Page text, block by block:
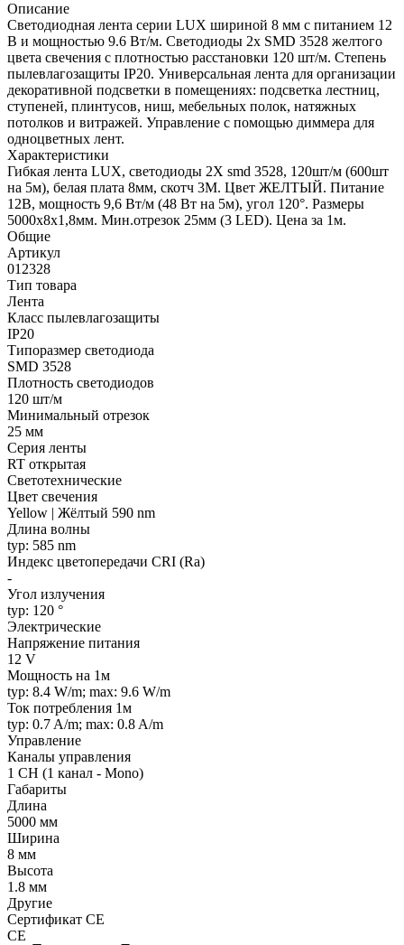
Описание
Светодиодная лента серии LUX шириной 8 мм с питанием 12
В и мощностью 9.6 Вт/м. Светодиоды 2x SMD 3528 желтого
цвета свечения с плотностью расстановки 120 шт/м. Степень
пылевлагозащиты IP20. Универсальная лента для организации
декоративной подсветки в помещениях: подсветка лестниц,
ступеней, плинтусов, ниш, мебельных полок, натяжных
потолков и витражей. Управление с помощью диммера для
одноцветных лент.
Характеристики
Гибкая лента LUX, светодиоды 2Х smd 3528, 120шт/м (600шт
на 5м), белая плата 8мм, скотч 3М. Цвет ЖЕЛТЫЙ. Питание
12В, мощность 9,6 Вт/м (48 Вт на 5м), угол 120°. Размеры
5000х8х1,8мм. Мин.отрезок 25мм (3 LED). Цена за 1м.
Общие
Артикул
012328
Тип товара
Лента
Класс пылевлагозащиты
IP20
Типоразмер светодиода
SMD 3528
Плотность светодиодов
120 шт/м
Минимальный отрезок
25 мм
Серия ленты
RT открытая
Светотехнические
Цвет свечения
Yellow | Жёлтый 590 nm
Длина волны
typ: 585 nm
Индекс цветопередачи CRI (Ra)
-
Угол излучения
typ: 120 °
Электрические
Напряжение питания
12 V
Мощность на 1м
typ: 8.4 W/m; max: 9.6 W/m
Ток потребления 1м
typ: 0.7 A/m; max: 0.8 A/m
Управление
Каналы управления
1 CH (1 канал - Mono)
Габариты
Длина
5000 мм
Ширина
8 мм
Высота
1.8 мм
Другие
Сертификат CE
CE